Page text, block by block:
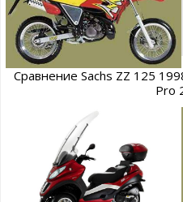
Сравнение Sachs ZZ 125
Pro